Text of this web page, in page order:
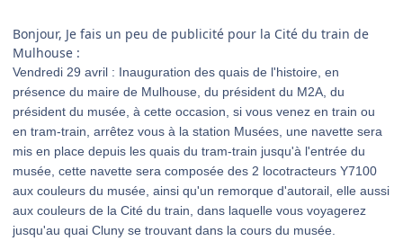
Bonjour, Je fais un peu de publicité pour la Cité du train de
Mulhouse :
Vendredi 29 avril : Inauguration des quais de l'histoire, en
présence du maire de Mulhouse, du président du M2A, du
président du musée, à cette occasion, si vous venez en train ou
en tram-train, arrêtez vous à la station Musées, une navette sera
mis en place depuis les quais du tram-train jusqu'à l'entrée du
musée, cette navette sera composée des 2 locotracteurs Y7100
aux couleurs du musée, ainsi qu'un remorque d'autorail, elle aussi
aux couleurs de la Cité du train, dans laquelle vous voyagerez
jusqu'au quai Cluny se trouvant dans la cours du musée.